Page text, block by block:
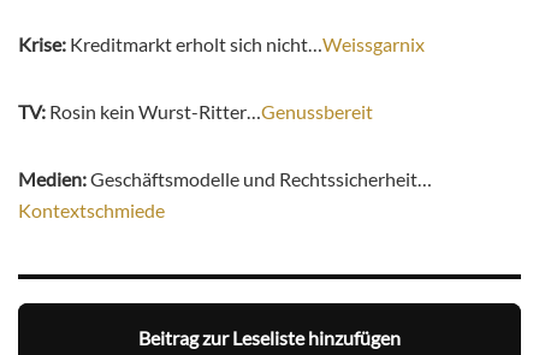
Krise: Kreditmarkt erholt sich nicht…Weissgarnix
TV: Rosin kein Wurst-Ritter…Genussbereit
Medien:Geschäftsmodelle und Rechtssicherheit…
Kontextschmiede
Beitrag zur Leseliste hinzufügen